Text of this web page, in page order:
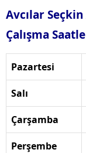
Avcılar Seçkin
Çalışma
Pazartesi
Salı
Çarşamba
Perşembe